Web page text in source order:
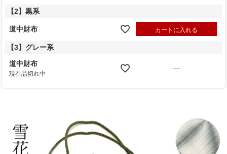
【2】黒系
道中財布 カートに入れる
【3】グレー系
道中財布
現在品切れ中
—